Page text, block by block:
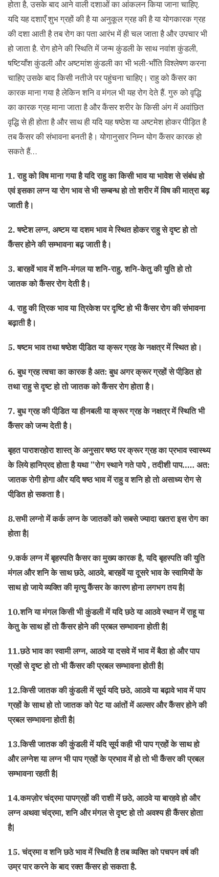
होता है, उसके बाद आने वाली दशाओं का आंकलन किया जाना चाहिए.
यदि यह दशाएँ शुभ ग्रहों की है या अनुकूल ग्रह की है या योगकारक ग्रह
की दशा आती है तब रोग का पता आरंभ में ही चल जाता है और उपचार भी
हो जाता है. रोग होने की स्थिति में जन्म कुंडली के साथ नवांश कुंडली,
षष्टियाँश कुंडली और अष्टमांश कुंडली का भी भली-भाँति विश्लेषण करना
चाहिए उसके बाद किसी नतीजे पर पहुंचना चाहिए। राहु को कैंसर का
कारक माना गया है लेकिन शनि व मंगल भी यह रोग देते हैं. गुरु को वृद्धि
का कारक ग्रह माना जाता है और कैंसर शरीर के किसी अंग में अवांछित
वृद्धि से ही होता है और साथ ही यदि यह षष्ठेश या अष्टमेश होकर पीड़ित है
तब कैंसर की संभावना बनती है। योगानुसार निम्न योग कैंसर कारक हो
सकते हैं…
1. राहु को विष माना गया है यदि राहु का किसी भाव या भावेश से संबंध हो
एवं इसका लग्न या रोग भाव से भी सम्बन्ध हो तो शरीर में विष की मात्रा बढ़
जाती है।
2. षष्टेश लग्न, अष्टम या दशम भाव मे स्थित होकर राहु से दृष्ट हो तो
कैंसर होने की सम्भावना बढ़ जाती है।
3. बारहवें भाव में शनि-मंगल या शनि-राहु, शनि-केतु की युति हो तो
जातक को कैंसर रोग देती है।
4. राहु की त्रिक भाव या त्रिकेश पर दृष्टि हो भी कैंसर रोग की संभावना
बढ़ाती है।
5. षष्टम भाव तथा षष्ठेश पीडि़त या क्रूर ग्रह के नक्षत्र में स्थित हो।
6. बुध ग्रह त्वचा का कारक है अत: बुध अगर क्रूर ग्रहों से पीडि़त हो
तथा राहु से दृष्ट हो तो जातक को कैंसर रोग होता है।
7. बुध ग्रह की पीडि़त या हीनबली या क्रूर ग्रह के नक्षत्र में स्थिति भी
कैंसर को जन्म देती है।
बृहत पाराशरहोरा शास्त् के अनुसार षष्ठ पर क्रूर ग्रह का प्रभाव स्वास्थ्य
के लिये हानिप्रद होता है यथा ”रोग स्थाने गते पापे , तदीशी पाप….. अत:
जातक रोगी होगा और यदि षष्ठ भाव में राहु व शनि हो तो असाध्य रोग से
पीडि़त हो सकता है।
8.सभी लग्नो में कर्क लग्न के जातकों को सबसे ज्यादा खतरा इस रोग का
होता है|
9.कर्क लग्न में बृहस्पति कैसर का मुख्य कारक है, यदि बृहस्पति की युति
मंगल और शनि के साथ छठे, आठवे, बारहवें या दूसरे भाव के स्वामियों के
साथ हो जाये व्यक्ति की मृत्यु कैंसर के कारण होना लगभग तय है|
10.शनि या मंगल किसी भी कुंडली में यदि छठे या आठवे स्थान में राहू या
केतु के साथ हों तो कैंसर होने की प्रबल सम्भावना होती है|
11.छठे भाव का स्वामी लग्न, आठवे या दसवे में भाव में बैठा हो और पाप
ग्रहों से दृष्ट हो तो भी कैंसर की प्रबल सम्भावना होती है|
12.किसी जातक की कुंडली में सूर्य यदि छठे, आठवे या बढ़ावे भाव में पाप
ग्रहों के साथ हो तो जातक को पेट या आंतों में अल्सर और कैंसर होने की
प्रबल सम्भावना होती है|
13.किसी जातक की कुंडली में यदि सूर्य कही भी पाप ग्रहों के साथ हो
और लग्नेश या लग्न भी पाप ग्रहों के प्रभाव में हो तो भी कैंसर की प्रबल
सम्भावना रहती है|
14.कमज़ोर चंद्रमा पापग्रहों की राशी में छठे, आठवे या बारहवे हो और
लग्न अथवा चंद्रमा, शनि और मंगल से दृष्ट हो तो अवश्य ही कैंसर होता
है|
15. चंद्रमा व शनि छठे भाव में स्थिति है तब व्यक्ति को पचपन वर्ष की
उम्र पार करने के बाद रक्त कैंसर हो सकता है.